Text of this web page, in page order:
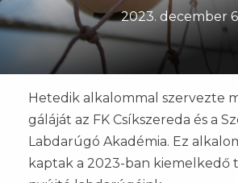
2023. december
Hetedik alkalommal szervezte
gáláját az FK Csíkszereda és a
Labdarúgó Akadémia. Ez
kaptak a 2023-ban kiemelkedő